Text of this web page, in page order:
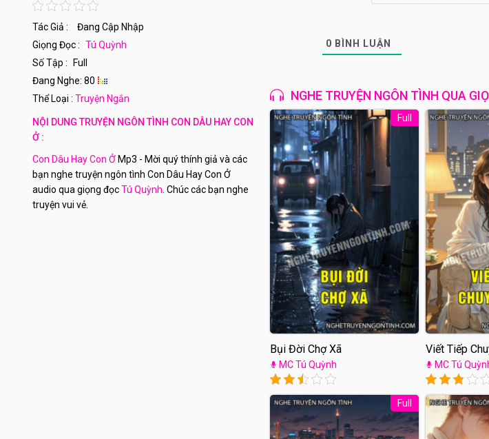
Tác Giả :
Đang Cập Nhập
Giọng Đọc : Tú Quỳnh
Số Tập : Full
Đang Nghe: 80
Thể Loại : Truyện Ngắn
NỘI DUNG TRUYỆN NGÔN TÌNH CON DÂU HAY CON
Ở :
Con Dâu Hay Con ỞMp3 - Mời quý thính giả và các
bạn nghe truyện ngôn tình Con Dâu Hay Con Ở
audio qua giọng đọcTú Quỳnh . Chúc các bạn nghe
truyện vui vẻ.
0 BÌNH LUẬN
NGHE TRUYỆN NGÔN TÌNH QUA
Bụi Đời Chợ Xã
MC Tú Quỳnh
Full
Viết Tiếp
MC Tú
Full